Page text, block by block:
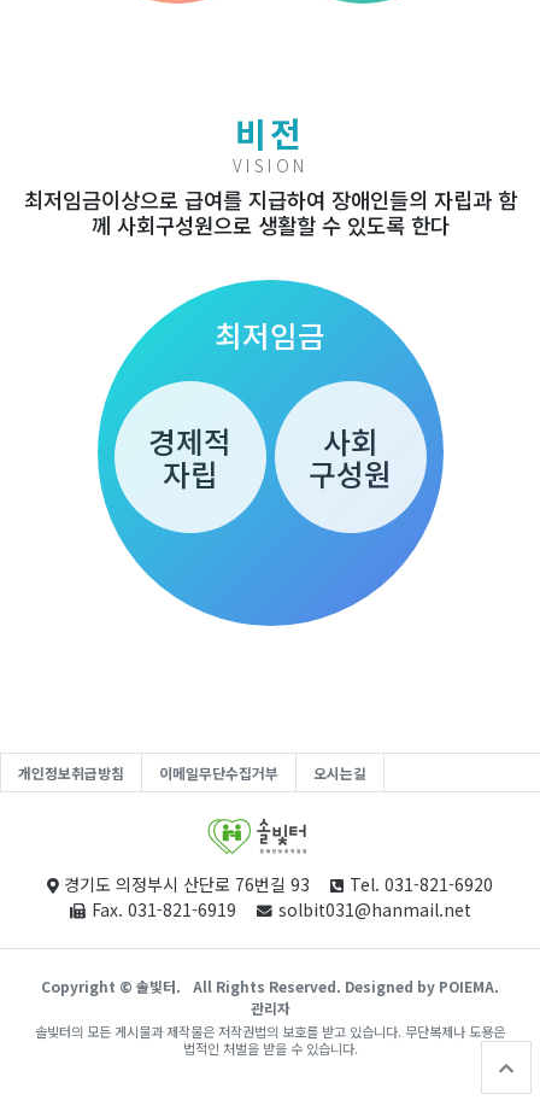
비전
VISION
최저임금이상으로 급여를 지급하여 장애인들의 자립과 함
께 사회구성원으로 생활할 수 있도록 한다
최저임금
경제적
자립
사회
구성원
개인정보취급방침 이메일무단수집거부 오시는길
경기도 의정부시 산단로 76번길 93
Tel. 031-821-6920
Fax. 031-821-6919
solbit031@hanmail.net
Copyright © 솔빛터.
All Rights Reserved. Designed by POIEMA.
관리자
솔빛터의 모든 게시물과 제작물은 저작권법의 보호를 받고 있습니다. 무단복제나 도용은
법적인 처벌을 받을 수 있습니다.